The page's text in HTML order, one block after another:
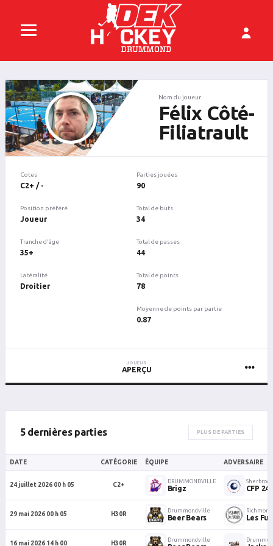
Nom du joueur
Félix Côté-
Filiatrault
Cotes
C2+ / -
Position préféré
Joueur
Tranche d'âge
35+
Latéralité
Droitier
Parties jouées
90
Total de buts
34
Total de passes
44
Total de points
78
Moyenne de points par partie
0.87
JOUEUR
APERÇU
5 dernières parties PLUS DE PARTIES
DATE CATÉGORIE ÉQUIPE ADVERSAIRE
24 juillet 2026 00 h 05 C2+
DRUMMONDVILLE
Brigz CFP
29 mai 2026 00 h 05 H30R
Drummondville
Beer Bears
Richmond
Les
16 mai 2026 14 h 00 H30R
Drummondville